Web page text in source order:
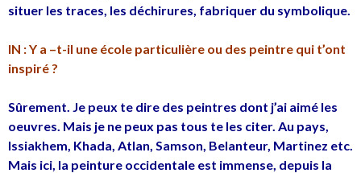
situer les traces, les déchirures, fabriquer du symbolique.
IN : Y a –t-il une école particulière ou des peintre qui t’ont
inspiré ?
Sûrement. Je peux te dire des peintres dont j’ai aimé les
oeuvres. Mais je ne peux pas tous te les citer. Au pays,
Issiakhem, Khada, Atlan, Samson, Belanteur, Martinez etc.
Mais ici, la peinture occidentale est immense, depuis la